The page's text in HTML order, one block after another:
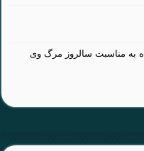
به مناسبت سالروز مرگ وی